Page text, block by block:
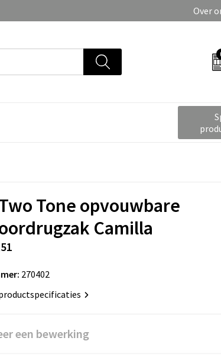
Over
Tone opvouwbare
Camilla
270402
een bewerking